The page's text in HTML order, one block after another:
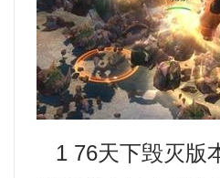
1 76天下毁灭版